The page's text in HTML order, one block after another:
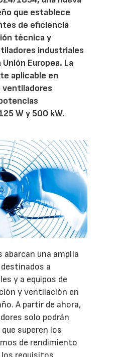
que establece
de eficiencia
técnica y
industriales
Europea. La
aplicable en
ventiladores
W y 500 kW.
abarcan una amplia
a
y a equipos de
y ventilación en
A partir de ahora,
solo podrán
superen los
de rendimiento